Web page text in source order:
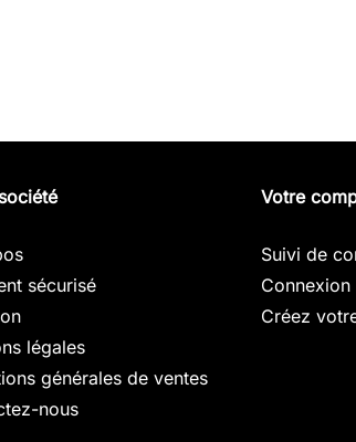
sécurisé
légales
générales de ventes
nous
Votre
Suivi de
Connexion
Créez